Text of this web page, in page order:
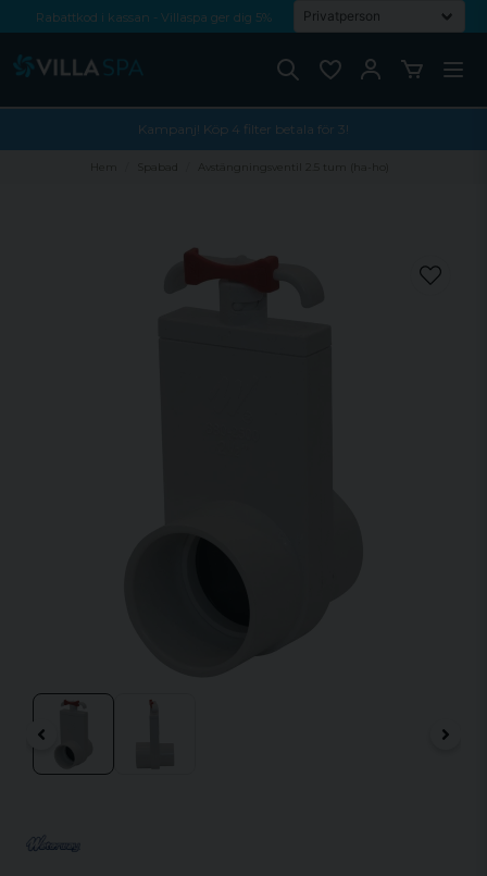
Rabattkod i kassan - Villaspa ger dig 5%
Kampanj! Köp 4 filter betala för 3!
Hem Spabad Avstängningsventil 2.5 tum (ha-ho)